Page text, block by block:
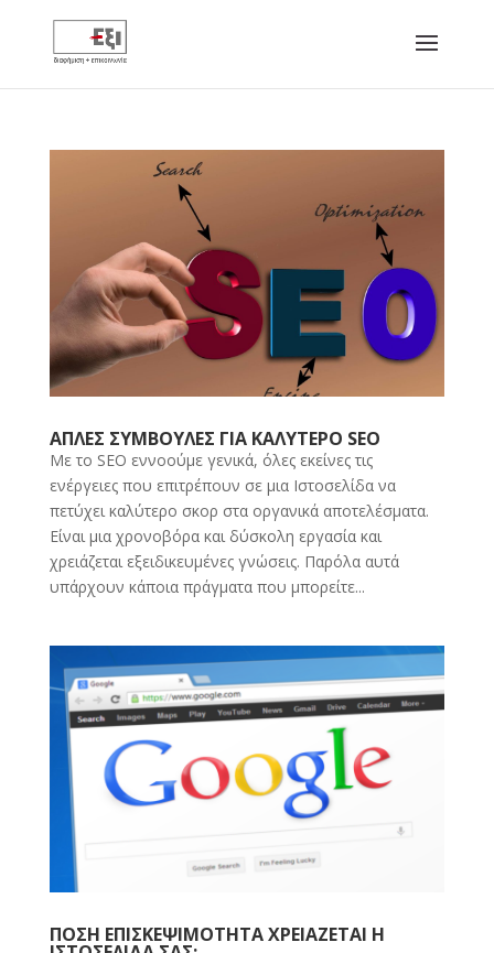
ΑΠΛΕΣ ΣΥΜΒΟΥΛΕΣ ΓΙΑ ΚΑΛΥΤΕΡΟ SEO
Με το SEO εννοούμε γενικά, όλες εκείνες τις
ενέργειες που επιτρέπουν σε μια Ιστοσελίδα να
πετύχει καλύτερο σκορ στα οργανικά αποτελέσματα.
Είναι μια χρονοβόρα και δύσκολη εργασία και
χρειάζεται εξειδικευμένες γνώσεις. Παρόλα αυτά
υπάρχουν κάποια πράγματα που μπορείτε...
ΠΟΣΗ ΕΠΙΣΚΕΨΙΜΟΤΗΤΑ ΧΡΕΙΑΖΕΤΑΙ Η